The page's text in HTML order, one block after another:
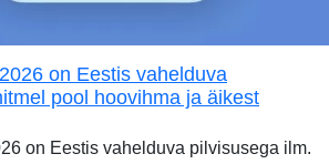
on Eestis vahelduva
pool hoovihma ja äikest
on Eestis vahelduva pilvisusega ilm.